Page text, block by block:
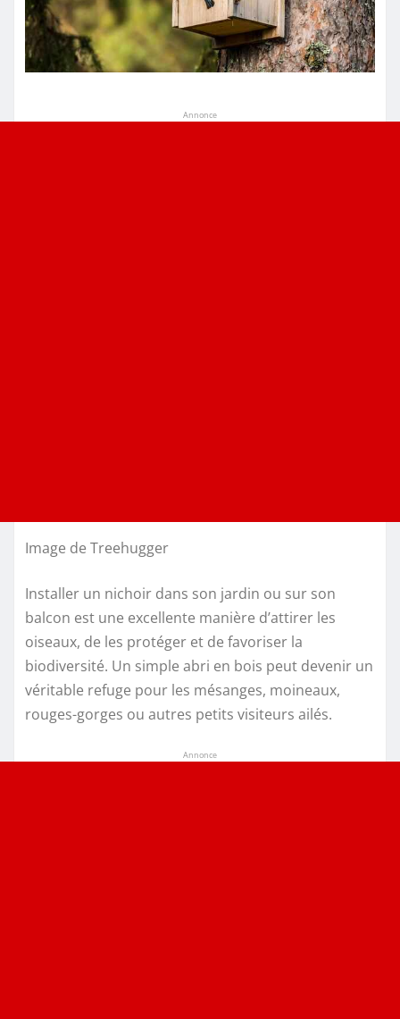
Annonce
Image de Treehugger
Installer un nichoir dans son jardin ou sur son
balcon est une excellente manière d’attirer les
oiseaux, de les protéger et de favoriser la
biodiversité. Un simple abri en bois peut devenir un
véritable refuge pour les mésanges, moineaux,
rouges-gorges ou autres petits visiteurs ailés.
Annonce